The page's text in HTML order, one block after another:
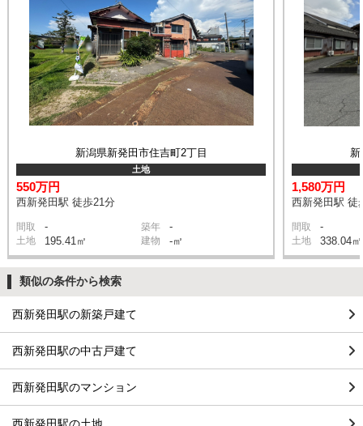
新潟県新発田市住吉町2丁目
土地
550万円
西新発田駅 徒歩21分
間取 - 築年 -
土地 195.41㎡ 建物 -㎡
1,580万円
西新発田駅 徒
間取 -
土地 338.04㎡
類似の条件から検索
西新発田駅の新築戸建て
西新発田駅の中古戸建て
西新発田駅のマンション